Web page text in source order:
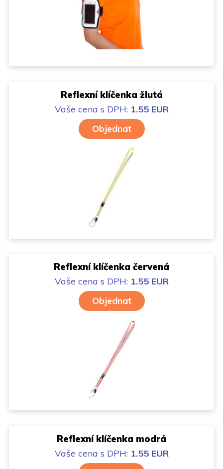
Reflexní klíčenka žlutá
Vaše cena s DPH: 1.55 EUR
Objednat
Reflexní klíčenka červená
Vaše cena s DPH: 1.55 EUR
Objednat
Reflexní klíčenka modrá
Vaše cena s DPH: 1.55 EUR